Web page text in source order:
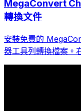
MegaConvert
轉換文件
安裝免費的
器工具列轉換檔案。
Chrome 存取所有工